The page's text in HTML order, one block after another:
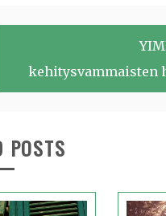
kehitysvammaisten
POSTS